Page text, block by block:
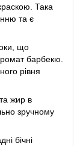
Така
та є
що
барбекю.
рівня
жир в
зручному
бічні